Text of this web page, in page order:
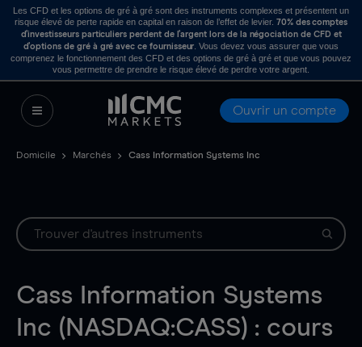
Les CFD et les options de gré à gré sont des instruments complexes et présentent un
risque élevé de perte rapide en capital en raison de l’effet de levier. 70% des comptes
d’investisseurs particuliers perdent de l’argent lors de la négociation de CFD et
d’options de gré à gré avec ce fournisseur . Vous devez vous assurer que vous
comprenez le fonctionnement des CFD et des options de gré à gré et que vous pouvez
vous permettre de prendre le risque élevé de perdre votre argent.
Ouvrir un compte
Domicile Marchés Cass Information Systems Inc
Cass Information Systems
Inc (NASDAQ:CASS) : cours